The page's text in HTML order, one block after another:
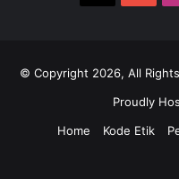
© Copyright 2026, All
Proudly
Home
Kode Etik